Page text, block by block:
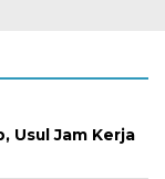
Usul Jam Kerja